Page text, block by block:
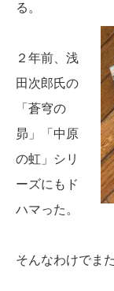
る。
２年前、浅
田次郎氏の
「蒼穹の
昴」「中原
の虹」シリ
ーズにもド
ハマった。
そんなわけでま